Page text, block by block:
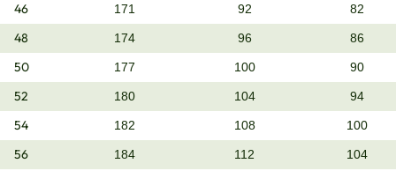
46
171 92 82
48 174 96 86
50 177 100 90
52 180 104 94
54 182 108 100
56 184 112 104